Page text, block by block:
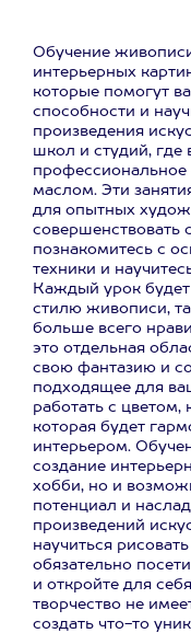
Обучение
интерьерных
которые помогут
способности и
произведения
школ и студий, где
профессиональное
маслом. Эти
для опытных
совершенствовать
познакомитесь с
техники и
Каждый урок
стилю живописи,
больше всего
это отдельная
свою фантазию и
подходящее для
работать с
которая будет
интерьером.
создание
хобби, но и
потенциал и
произведений
научиться
обязательно
и откройте для
творчество не
создать что-то